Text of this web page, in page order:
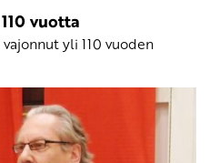
vuotta
yli 110 vuoden